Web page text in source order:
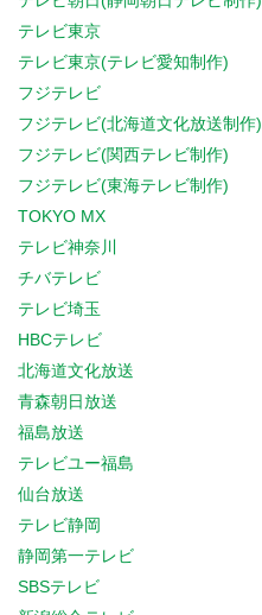
テレビ東京
テレビ東京(テレビ愛知制作)
フジテレビ
フジテレビ(北海道文化放送制作)
フジテレビ(関西テレビ制作)
フジテレビ(東海テレビ制作)
TOKYO MX
テレビ神奈川
チバテレビ
テレビ埼玉
HBCテレビ
北海道文化放送
青森朝日放送
福島放送
テレビユー福島
仙台放送
テレビ静岡
静岡第一テレビ
SBSテレビ